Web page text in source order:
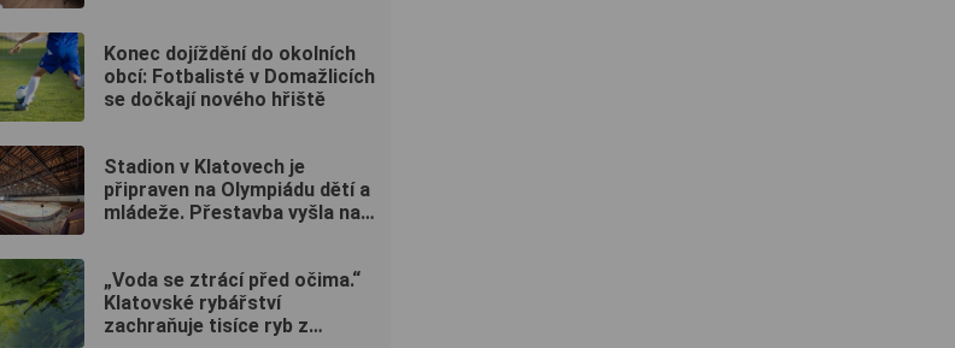
Konec dojíždění do okolních
obcí: Fotbalisté v Domažlicích
se dočkají nového hřiště
Stadion v Klatovech je
připraven na Olympiádu dětí a
mládeže. Přestavba vyšla na
„Voda se ztrácí před očima.“
Klatovské rybářství
zachraňuje tisíce ryb z